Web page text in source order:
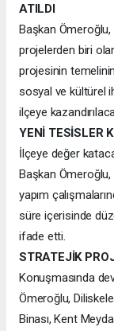
ATILDI
Başkan
projelerden biri
projesinin temelinin
sosyal ve kültürel
ilçeye
YENİ TESİSLER
İlçeye değer
Başkan
yapım
süre içerisinde
ifade etti.
STRATEJİK
Konuşmasında
Ömeroğlu,
Binası, Kent